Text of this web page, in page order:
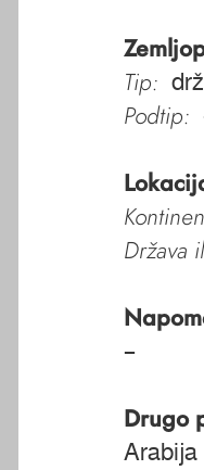
Tip:
Podtip:
Država
–
Drugo
Arabija